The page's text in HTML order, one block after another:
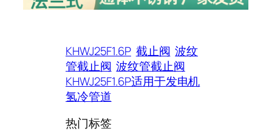
KHWJ25F1.6P 截止阀 波纹
管截止阀 波纹管截止阀
KHWJ25F1.6P适用于发电机
氢冷管道
热门标签